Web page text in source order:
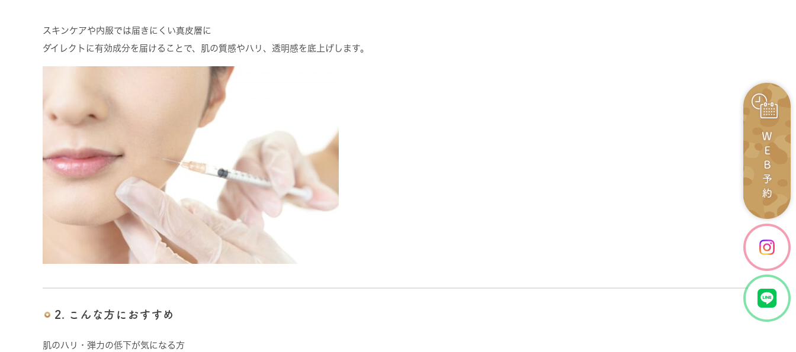
スキンケアや内服では届きにくい真皮層に
ダイレクトに有効成分を届けることで、肌の質感やハリ、透明感を底上げします。
2. こんな方におすすめ
肌のハリ・弾力の低下が気になる方